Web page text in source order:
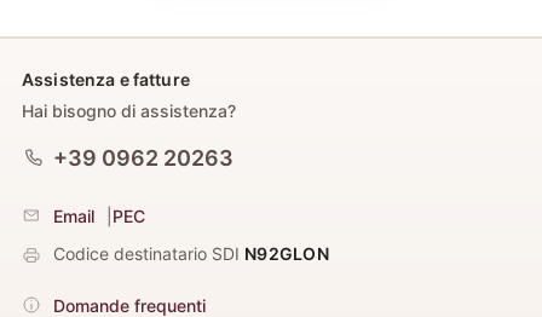
Assistenza e fatture
Hai bisogno di assistenza?
+39 0962 20263
Email
PEC
Codice destinatario SDI N92GLON
Domande frequenti